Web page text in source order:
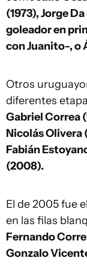
(1973), Jorge
goleador en
con Juanito-, o
Otros
diferentes
Gabriel Correa
Nicolás Olivera
Fabián
(2008).
El de 2005 fue
en las filas
Fernando
Gonzalo